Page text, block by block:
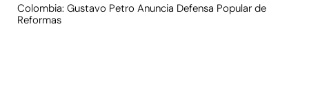
Colombia: Gustavo Petro Anuncia Defensa Popular de
Reformas